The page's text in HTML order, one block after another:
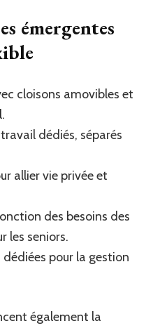
émergentes
cloisons amovibles et
dédiés, séparés
allier vie privée et
des besoins des
les seniors.
pour la gestion
également la